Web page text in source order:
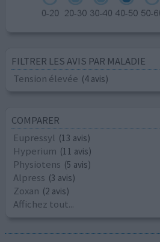
FILTRER LES AVIS PAR MALADIE
Tension élevée (4 avis)
COMPARER
Eupressyl (13 avis)
Hyperium (11 avis)
Physiotens (5 avis)
Alpress (3 avis)
Zoxan (2 avis)
Affichez tout...